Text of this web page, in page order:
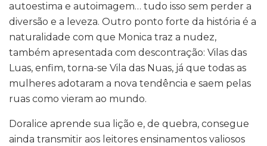
autoestima e autoimagem… tudo isso sem perder a
diversão e a leveza. Outro ponto forte da história é a
naturalidade com que Monica traz a nudez,
também apresentada com descontração: Vilas das
Luas, enfim, torna-se Vila das Nuas, já que todas as
mulheres adotaram a nova tendência e saem pelas
ruas como vieram ao mundo.
Doralice aprende sua lição e, de quebra, consegue
ainda transmitir aos leitores ensinamentos valiosos